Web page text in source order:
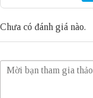
Chưa có đánh giá nào.